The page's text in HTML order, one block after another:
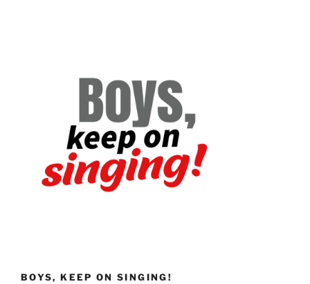
BOYS, KEEP ON SINGING!